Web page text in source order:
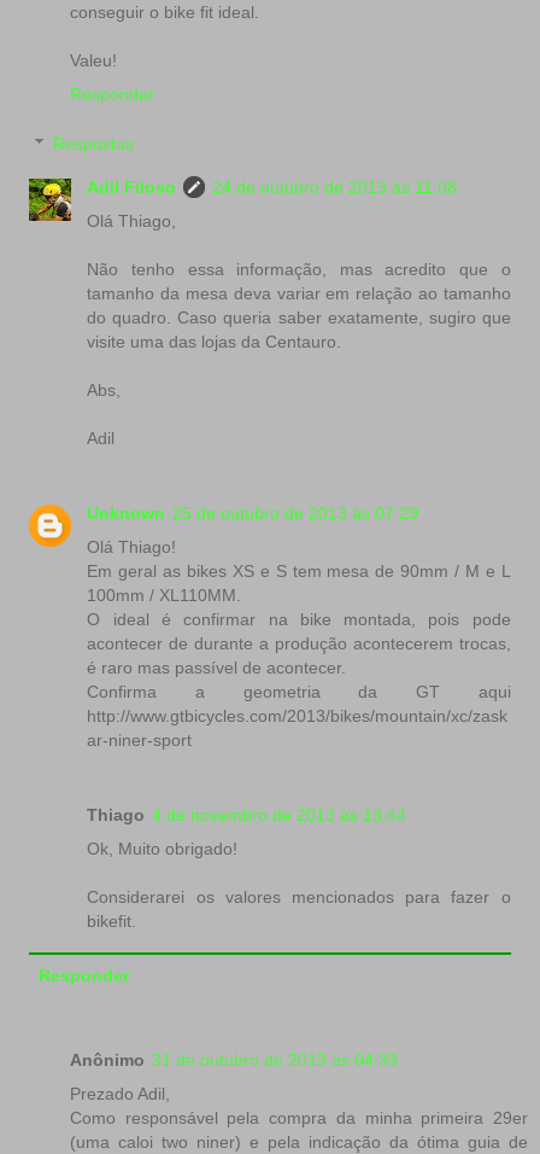
conseguir o bike fit ideal.
Valeu!
Responder
Respostas
Adil Filoso
24 de outubro de 2013 às 11:08
Olá Thiago,
Não tenho essa informação, mas acredito que o
tamanho da mesa deva variar em relação ao tamanho
do quadro. Caso queria saber exatamente, sugiro que
visite uma das lojas da Centauro.
Abs,
Adil
Unknown 25 de outubro de 2013 às 07:29
Olá Thiago!
Em geral as bikes XS e S tem mesa de 90mm / M e L
100mm / XL110MM.
O ideal é confirmar na bike montada, pois pode
acontecer de durante a produção acontecerem trocas,
é raro mas passível de acontecer.
Confirma a geometria da GT aqui
http://www.gtbicycles.com/2013/bikes/mountain/xc/zask
ar-niner-sport
Thiago 4 de novembro de 2013 às 13:44
Ok, Muito obrigado!
Considerarei os valores mencionados para fazer o
bikefit.
Responder
Anônimo 31 de outubro de 2013 às 04:33
Prezado Adil,
Como responsável pela compra da minha primeira 29er
(uma caloi two niner) e pela indicação da ótima guia de